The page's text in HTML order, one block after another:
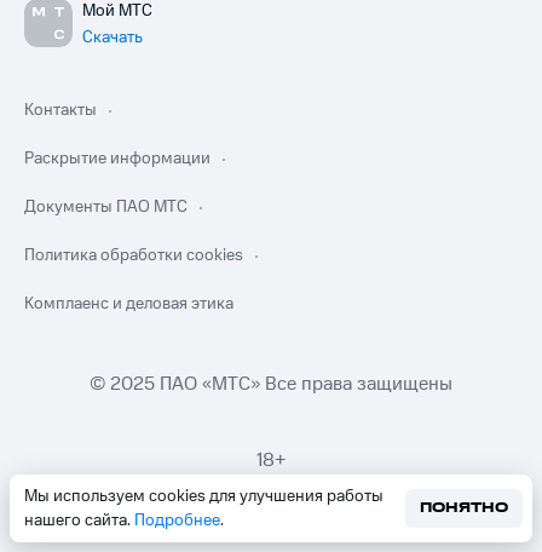
Мы используем cookies для улучшения работы
нашего сайта. Подробнее.
ПОНЯТНО
Мой МТС
Скачать
Контакты
Раскрытие информации
Документы ПАО МТС
Политика обработки cookies
Комплаенс и деловая этика
© 2025 ПАО «МТС» Все права защищены
18+